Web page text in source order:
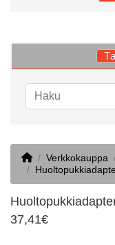
HomeVerkkokauppa
37,41€